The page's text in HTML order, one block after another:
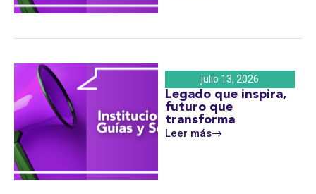
julio 13, 2026
Legado que inspira,
futuro que
transforma
Leer más